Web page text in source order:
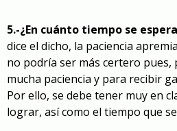
5.-¿En cuánto tiempo se
dice el dicho, la paciencia
no podría ser más certero
mucha paciencia y para recibir
Por ello, se debe tener muy en
lograr, así como el tiempo que